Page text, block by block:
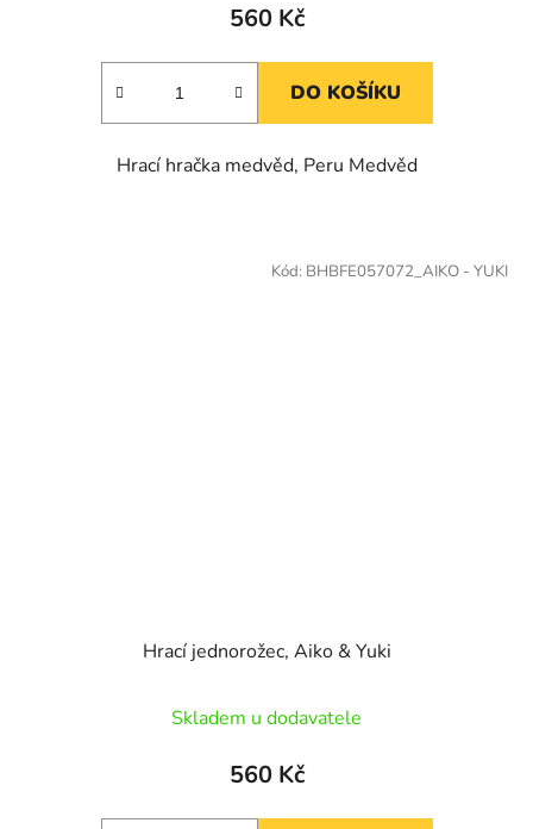
560 Kč
DO KOŠÍKU
Hrací hračka medvěd, Peru Medvěd
Hrací jednorožec, Aiko & Yuki
Skladem u dodavatele
560 Kč
Kód: BHBFE057072_AIKO - YUKI